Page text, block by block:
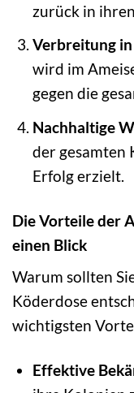
zurück in ihren
Verbreitung
wird im
gegen die
Nachhaltige
der gesamten
Erfolg erzielt.
Die Vorteile der
einen Blick
Warum sollten
Köderdose
wichtigsten
Effektive